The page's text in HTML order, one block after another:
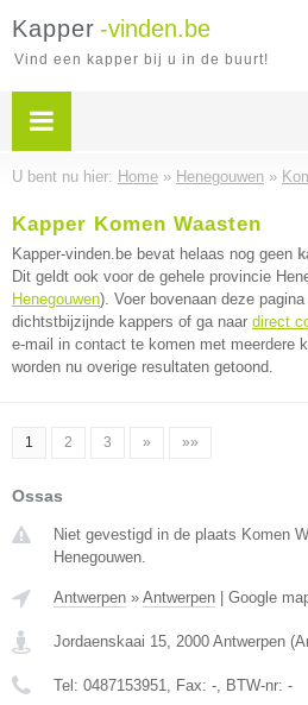
Kapper -vinden.be
Vind een kapper bij u in de buurt!
U bent nu hier: Home » Henegouwen »
Kapper Komen Waasten
Kapper-vinden.be bevat helaas nog geen
Dit geldt ook voor de gehele provincie
Henegouwen). Voer bovenaan deze
dichtstbijzijnde kappers of ga naar direct
e-mail in contact te komen met meerdere
worden nu overige resultaten getoond.
1 2 3 » »»
Ossas
Niet gevestigd in de plaats Komen
Henegouwen.
Antwerpen » Antwerpen Google
Jordaenskaai 15, 2000 Antwerpen (
Tel: 0487153951, Fax: -, BTW-nr: -